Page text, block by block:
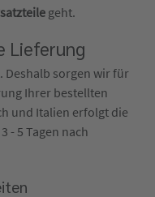
geht.
Lieferung
Deshalb sorgen wir für
Ihrer bestellten
und Italien erfolgt die
- 5 Tagen nach